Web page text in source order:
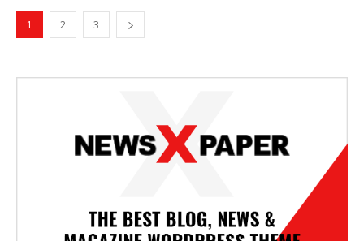
1 2 3